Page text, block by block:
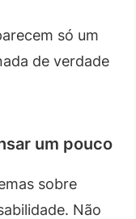
só um
de verdade
um pouco
sobre
Não